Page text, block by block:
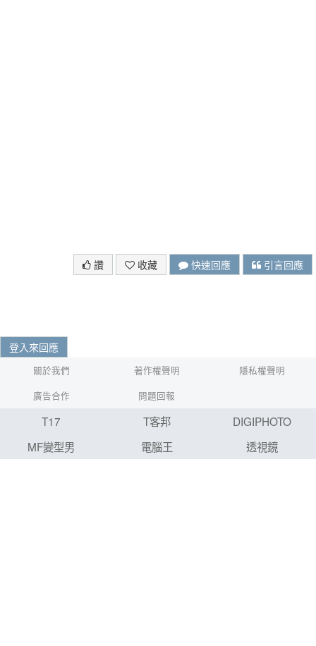
讚 收藏 快速回應 引言回應
登入來回應
關於我們 著作權聲明
隱私權聲明
廣告合作
問題回報
T17 T客邦
DIGIPHOTO
MF變型男
電腦王 透視鏡